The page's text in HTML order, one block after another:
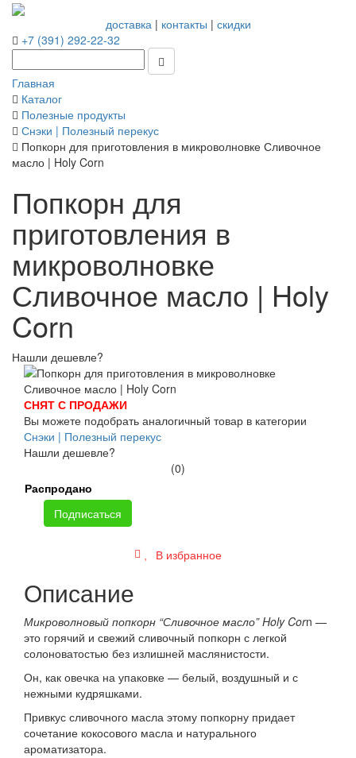
доставка| контакты | скидки
+7 (391) 292-22-32
Главная
Каталог
Полезные продукты
Снэки | Полезный перекус
Попкорн для приготовления в микроволновке Сливочное
масло | Holy Corn
Попкорн для
приготовления в
микроволновке
Сливочное масло | Holy
Corn
Нашли дешевле?
СНЯТ С ПРОДАЖИ
Вы можете подобрать аналогичный товар в категории
Снэки | Полезный перекус
Нашли дешевле?
(0)
Распродано
Подписаться
В избранное
Описание
Микроволновый попкорн “Сливочное масло” Holy Corn —
это горячий и свежий сливочный попкорн с легкой
солоноватостью без излишней маслянистости.
Он, как овечка на упаковке — белый, воздушный и с
нежными кудряшками.
Привкус сливочного масла этому попкорну придает
сочетание кокосового масла и натурального
ароматизатора.